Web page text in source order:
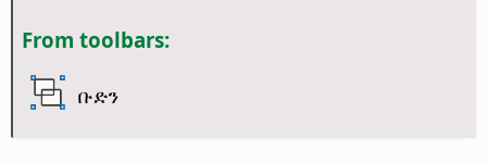
From toolbars:
ቡድን